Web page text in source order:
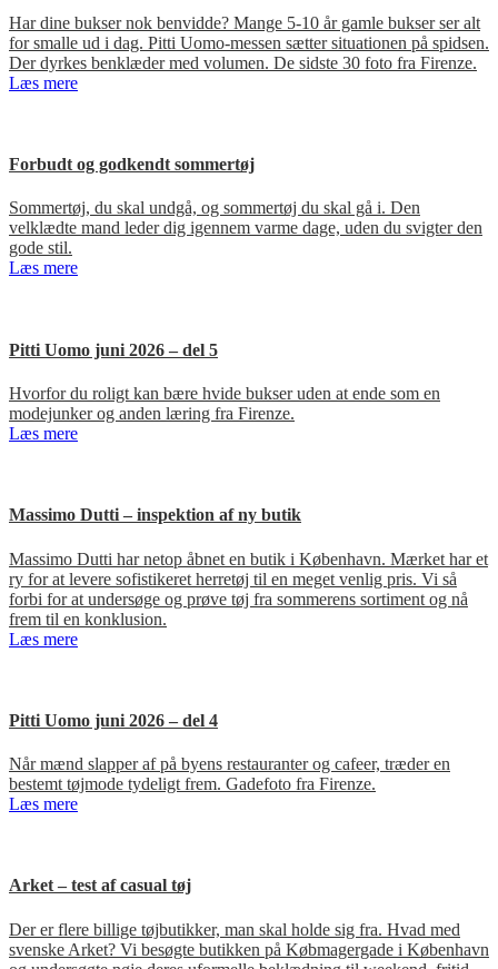
Har dine bukser nok benvidde? Mange 5-10 år gamle bukser ser alt
for smalle ud i dag. Pitti Uomo-messen sætter situationen på spidsen.
Der dyrkes benklæder med volumen. De sidste 30 foto fra Firenze.
Læs mere
Forbudt og godkendt sommertøj
Sommertøj, du skal undgå, og sommertøj du skal gå i. Den
velklædte mand leder dig igennem varme dage, uden du svigter den
gode stil.
Læs mere
Pitti Uomo juni 2026 – del 5
Hvorfor du roligt kan bære hvide bukser uden at ende som en
modejunker og anden læring fra Firenze.
Læs mere
Massimo Dutti – inspektion af ny butik
Massimo Dutti har netop åbnet en butik i København. Mærket har et
ry for at levere sofistikeret herretøj til en meget venlig pris. Vi så
forbi for at undersøge og prøve tøj fra sommerens sortiment og nå
frem til en konklusion.
Læs mere
Pitti Uomo juni 2026 – del 4
Når mænd slapper af på byens restauranter og cafeer, træder en
bestemt tøjmode tydeligt frem. Gadefoto fra Firenze.
Læs mere
Arket – test af casual tøj
Der er flere billige tøjbutikker, man skal holde sig fra. Hvad med
svenske Arket? Vi besøgte butikken på Købmagergade i København